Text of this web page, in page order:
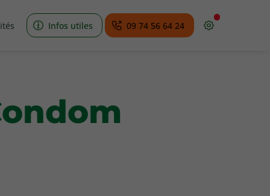
Infos utiles 09 74 56 64 24